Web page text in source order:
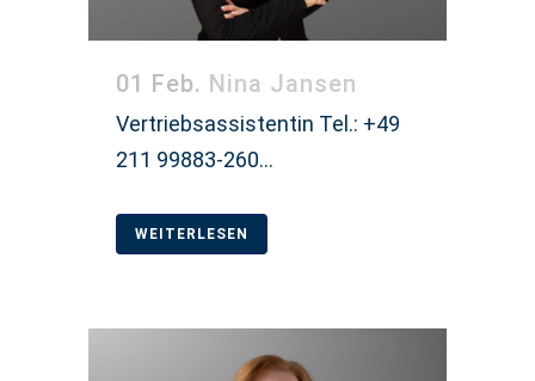
01 Feb. Nina Jansen
Vertriebsassistentin Tel.: +49
211 99883-260...
WEITERLESEN